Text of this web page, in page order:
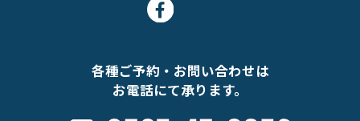
各種ご予約・お問い合わせは
お電話にて承ります。